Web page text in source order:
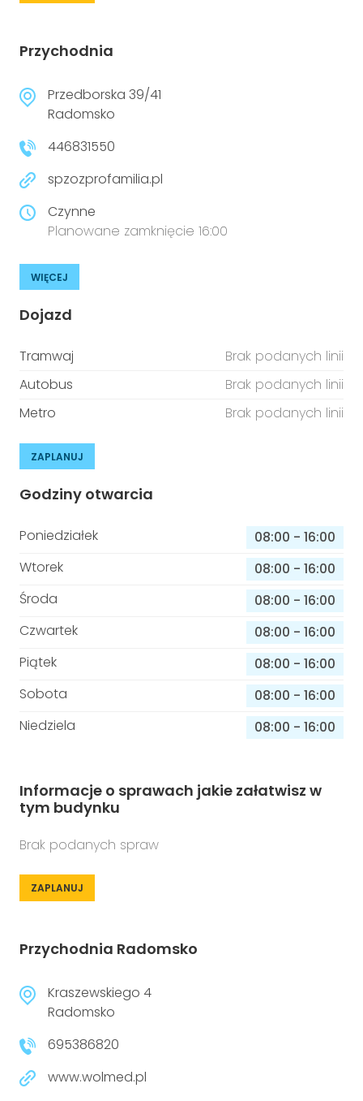
Przychodnia
Przedborska 39/41
Radomsko
446831550
spzozprofamilia.pl
Czynne
Planowane zamknięcie 16:00
WIĘCEJ
Dojazd
Tramwaj
Brak podanych linii
Autobus
Brak podanych linii
Metro
Brak podanych linii
ZAPLANUJ
Godziny otwarcia
Poniedziałek 08:00 - 16:00
Wtorek
08:00 - 16:00
Środa
08:00 - 16:00
Czwartek
08:00 - 16:00
Piątek
08:00 - 16:00
Sobota
08:00 - 16:00
Niedziela
08:00 - 16:00
Informacje o sprawach jakie załatwisz w
tym budynku
Brak podanych spraw
ZAPLANUJ
Przychodnia Radomsko
Kraszewskiego 4
Radomsko
695386820
www.wolmed.pl